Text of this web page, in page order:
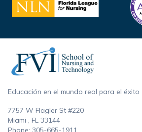
Educación en el mundo real para el éxito
7757 W Flagler St #220
Miami , FL 33144
Phone: 305-665-1911